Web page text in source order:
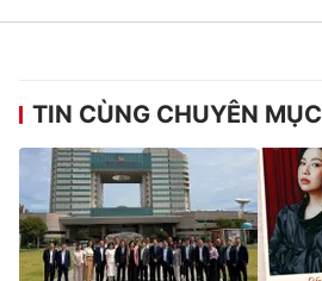
TIN CÙNG CHUYÊN MỤC